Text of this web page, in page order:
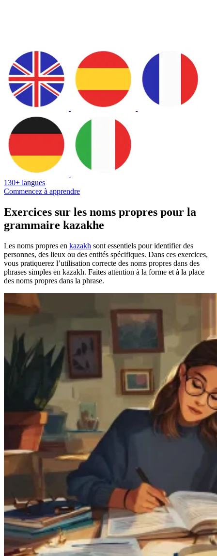
130+ langues
Commencez à apprendre
Exercices sur les noms propres pour la
grammaire kazakhe
Les noms propres en kazakh sont essentiels pour identifier des
personnes, des lieux ou des entités spécifiques. Dans ces exercices,
vous pratiquerez l’utilisation correcte des noms propres dans des
phrases simples en kazakh. Faites attention à la forme et à la place
des noms propres dans la phrase.